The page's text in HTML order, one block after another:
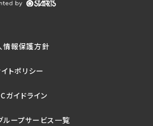
情報保護方針
トポリシー
ガイドライン
ループサービス一覧